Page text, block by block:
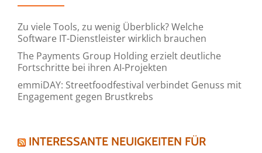
Zu viele Tools, zu wenig Überblick? Welche
Software IT-Dienstleister wirklich brauchen
The Payments Group Holding erzielt deutliche
Fortschritte bei ihren AI-Projekten
emmiDAY: Streetfoodfestival verbindet Genuss mit
Engagement gegen Brustkrebs
INTERESSANTE NEUIGKEITEN FÜR